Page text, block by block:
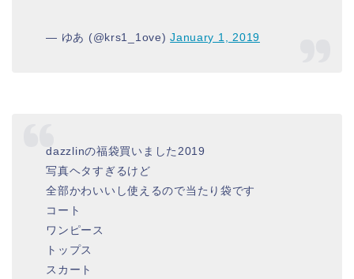
— ゆあ (@krs1_1ove)January 1, 2019
dazzlinの福袋買いました2019
写真ヘタすぎるけど
全部かわいいし使えるので当たり袋です
コート
ワンピース
トップス
スカート